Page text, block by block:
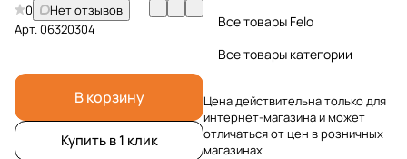
0
Нет отзывов
Арт.06320304
В корзину
Купить в 1 клик
Все товары Felo
Все товары категории
Цена действительна только для
интернет-магазина и может
отличаться от цен в розничных
магазинах